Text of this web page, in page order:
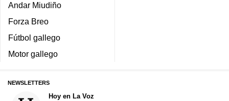
Andar Miudiño
Forza Breo
Fútbol gallego
Motor gallego
NEWSLETTERS
Hoy en La Voz